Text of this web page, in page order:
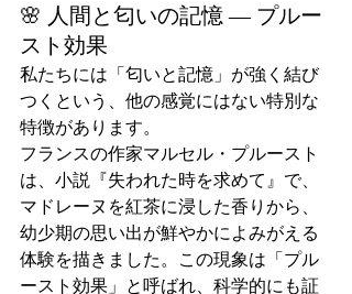
🌸 人間と匂いの記憶 ― プルー
スト効果
私たちには「匂いと記憶」が強く結び
つくという、他の感覚にはない特別な
特徴があります。
フランスの作家マルセル・プルースト
は、小説『失われた時を求めて』で、
マドレーヌを紅茶に浸した香りから、
幼少期の思い出が鮮やかによみがえる
体験を描きました。この現象は「プル
ースト効果」と呼ばれ、科学的にも証